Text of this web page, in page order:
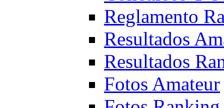
Reglamento
Resultados
Resultados
Fotos Amateur